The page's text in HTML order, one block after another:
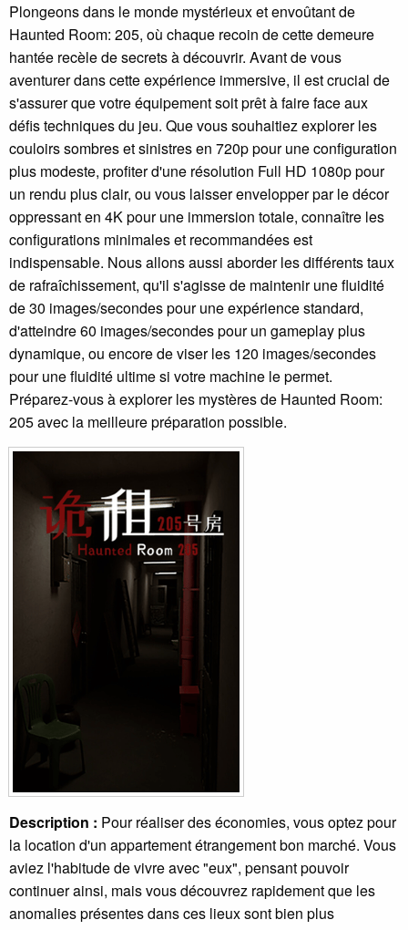
Plongeons dans le monde mystérieux et envoûtant de
Haunted Room: 205, où chaque recoin de cette demeure
hantée recèle de secrets à découvrir. Avant de vous
aventurer dans cette expérience immersive, il est crucial de
s'assurer que votre équipement soit prêt à faire face aux
défis techniques du jeu. Que vous souhaitiez explorer les
couloirs sombres et sinistres en 720p pour une configuration
plus modeste, profiter d'une résolution Full HD 1080p pour
un rendu plus clair, ou vous laisser envelopper par le décor
oppressant en 4K pour une immersion totale, connaître les
configurations minimales et recommandées est
indispensable. Nous allons aussi aborder les différents taux
de rafraîchissement, qu'il s'agisse de maintenir une fluidité
de 30 images/secondes pour une expérience standard,
d'atteindre 60 images/secondes pour un gameplay plus
dynamique, ou encore de viser les 120 images/secondes
pour une fluidité ultime si votre machine le permet.
Préparez-vous à explorer les mystères de Haunted Room:
205 avec la meilleure préparation possible.
Description : Pour réaliser des économies, vous optez pour
la location d'un appartement étrangement bon marché. Vous
aviez l'habitude de vivre avec "eux", pensant pouvoir
continuer ainsi, mais vous découvrez rapidement que les
anomalies présentes dans ces lieux sont bien plus